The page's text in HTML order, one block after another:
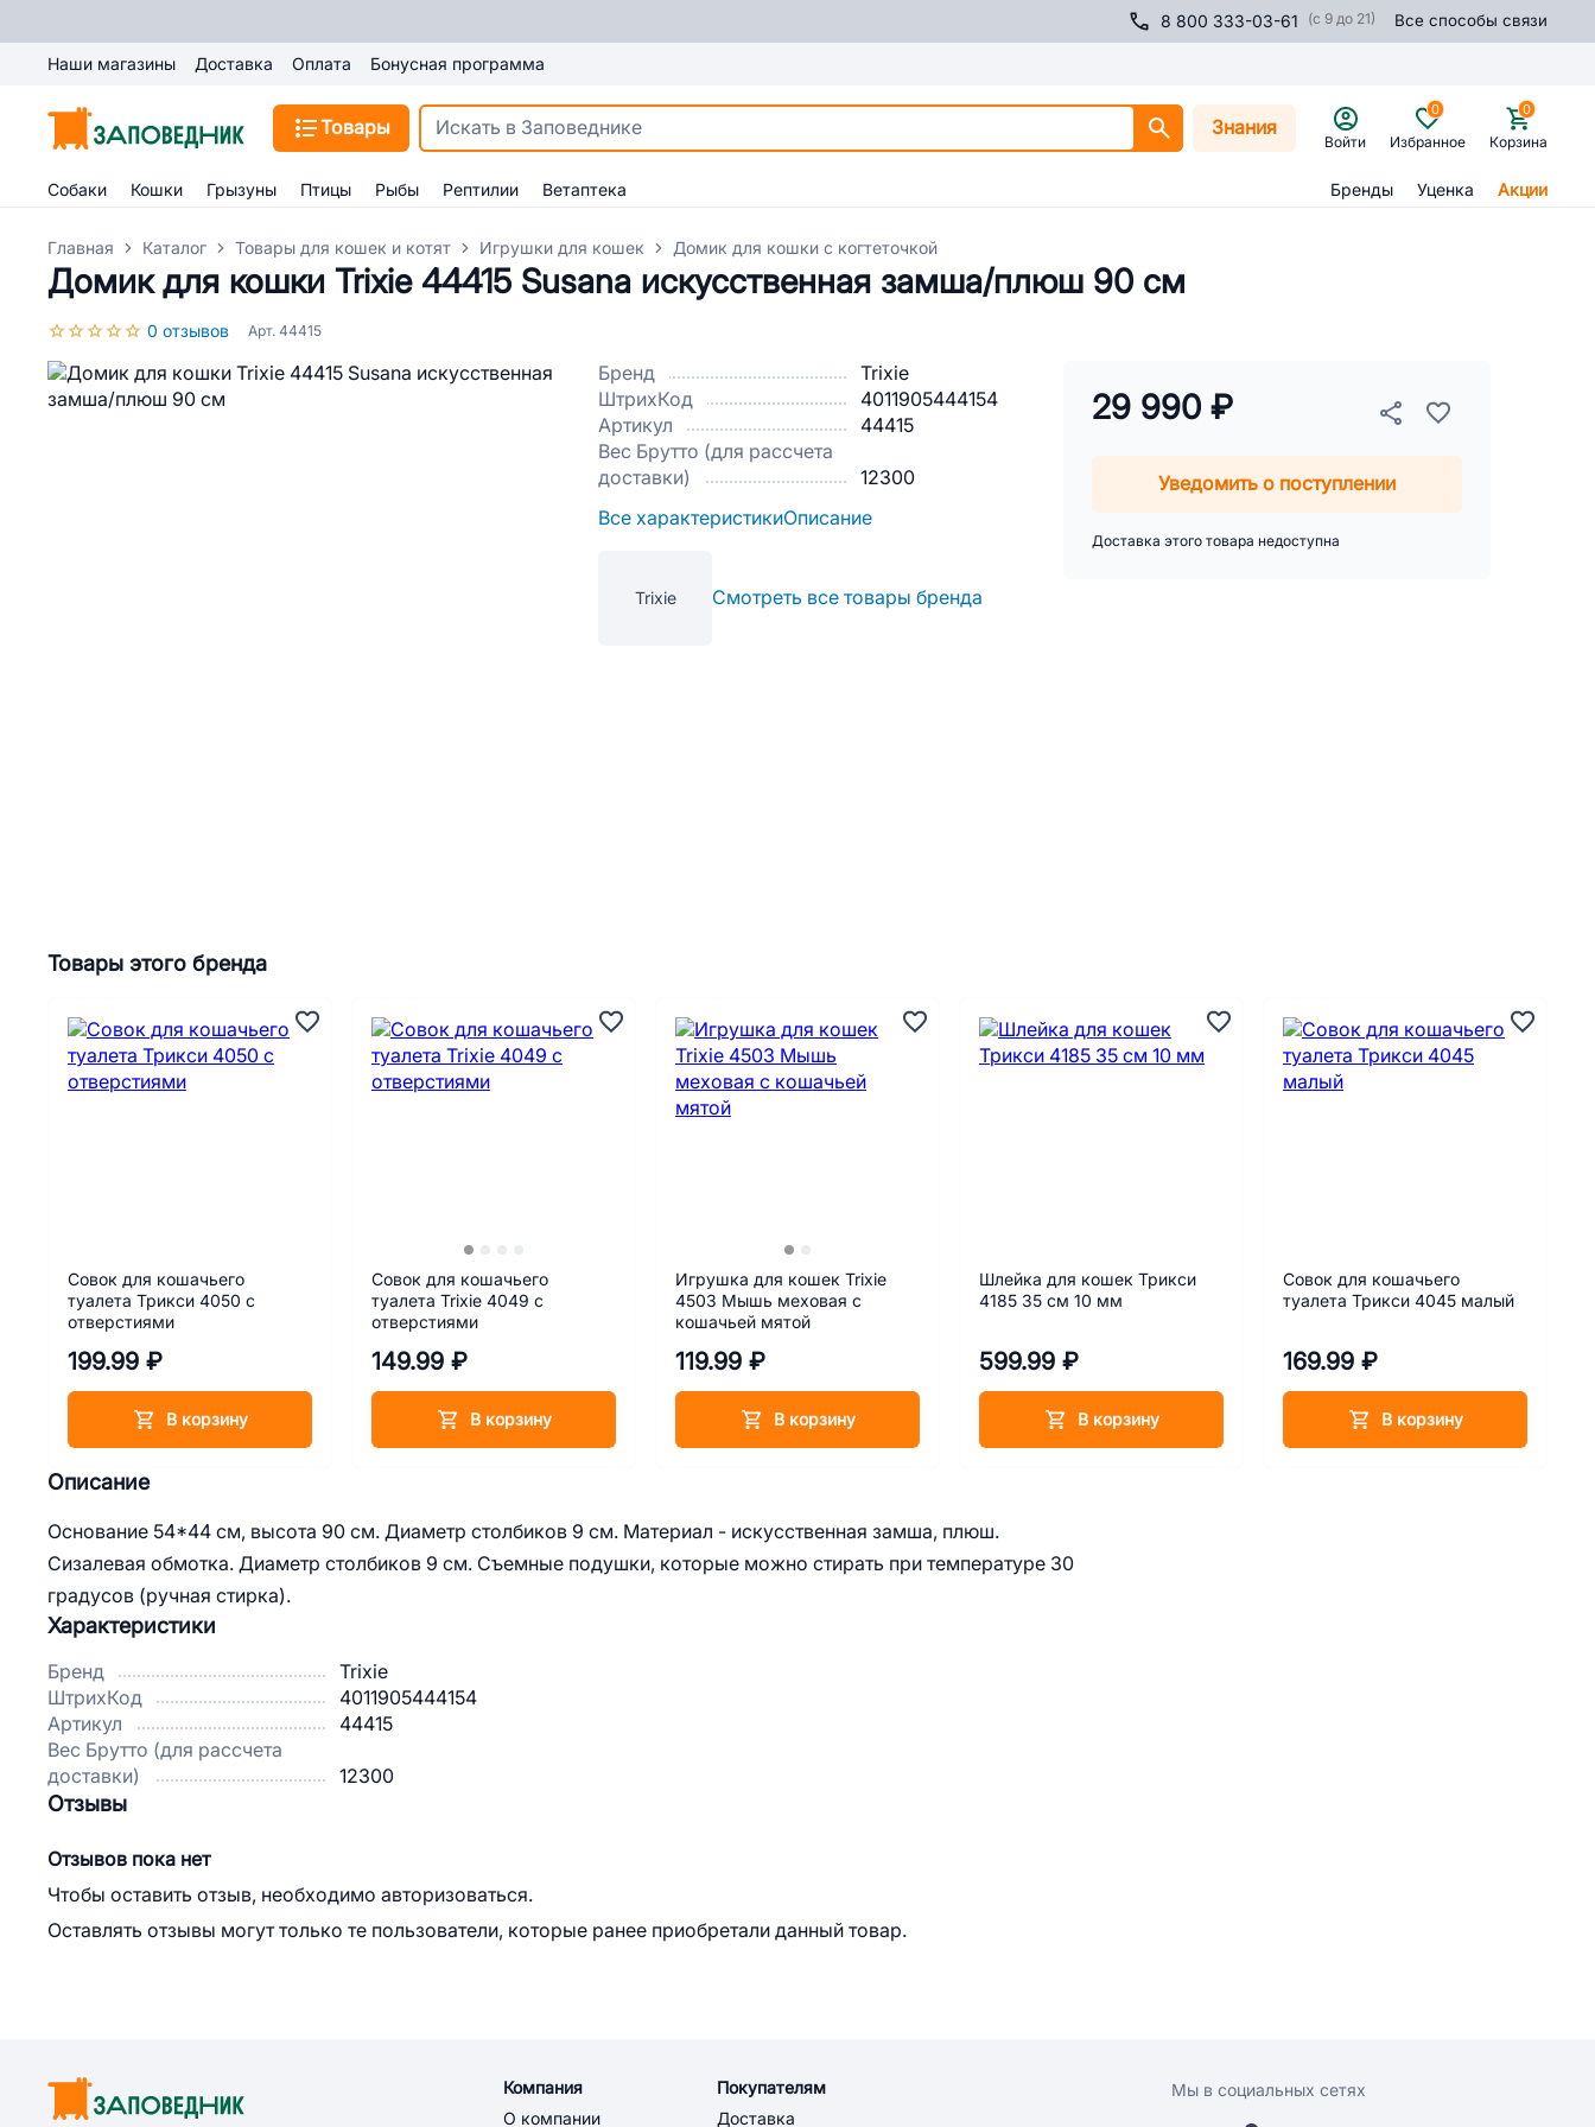
8 800 333-03-61 (с 9 до 21) Все способы связи
Наши магазины Доставка Оплата Бонусная программа
Товары Знания
Войти Избранное
0
Корзина
0
Собаки Кошки Грызуны Птицы Рыбы Рептилии Ветаптека Бренды Уценка Акции
Главная Каталог Товары для кошек и котят Игрушки для кошек Домик для кошки с когтеточкой
Домик для кошки Trixie 44415 Susana искусственная замша/плюш 90 см
0 отзывов Арт. 44415
Бренд
Trixie
ШтрихКод
4011905444154
Артикул
44415
Вес Брутто (для рассчета
доставки)
12300
Все характеристикиОписание
Trixie Смотреть все товары бренда
29 990 ₽
Уведомить о поступлении
Доставка этого товара недоступна
Описание
Основание 54*44 см, высота 90 см. Диаметр столбиков 9 см. Материал - искусственная замша, плюш.
Сизалевая обмотка. Диаметр столбиков 9 см. Съемные подушки, которые можно стирать при температуре 30
градусов (ручная стирка).
Товары этого бренда
Совок для кошачьего
туалета Трикси 4050 с
отверстиями
199.99 ₽
В корзину
Совок для кошачьего
туалета Trixie 4049 с
отверстиями
149.99 ₽
В корзину
Игрушка для кошек Trixie
4503 Мышь меховая с
кошачьей мятой
119.99 ₽
В корзину
Шлейка для кошек Трикси
4185 35 см 10 мм
599.99 ₽
В корзину
Совок для кошачьего
туалета Трикси 4045 малый
169.99 ₽
В корзину
Характеристики
Бренд
Trixie
ШтрихКод
4011905444154
Артикул
44415
Вес Брутто (для рассчета
доставки)
12300
Отзывы
Отзывов пока нет
Чтобы оставить отзыв, необходимо авторизоваться.
Оставлять отзывы могут только те пользователи, которые ранее приобретали данный товар.
Компания
О компании
Покупателям
Доставка
Мы в социальных сетях